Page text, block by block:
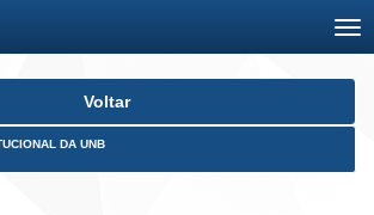
Voltar
DA UNB